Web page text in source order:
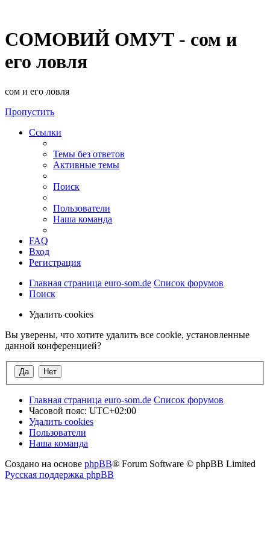
СОМОВИЙ ОМУТ - сом и
его ловля
сом и его ловля
Пропустить
Ссылки
Темы без ответов
Активные темы
Поиск
Пользователи
Наша команда
FAQ
Вход
Регистрация
Главная страница euro-som.de Список форумов
Поиск
Удалить cookies
Вы уверены, что хотите удалить все cookie, установленные
данной конференцией?
Главная страница euro-som.de Список форумов
Часовой пояс: UTC+02:00
Удалить cookies
Пользователи
Наша команда
Создано на основе phpBB® Forum Software © phpBB Limited
Русская поддержка phpBB